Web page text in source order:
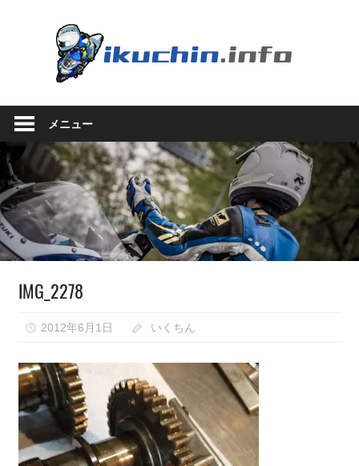
プ
ち
ん
ち
ブ
ロ
グ
（モ
ト
ロ
で
い）
メニュー
IMG_2278
2012年6月1日 いくちん